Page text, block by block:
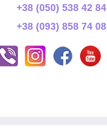
+38 (050) 538 42 84
+38 (093) 858 74 08